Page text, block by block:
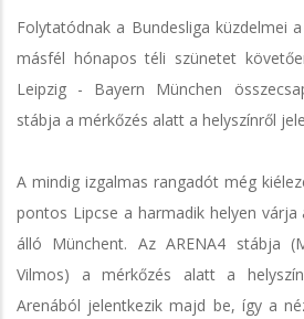
Folytatódnak a Bundesliga küzdelmei
másfél hónapos téli szünetet
Leipzig - Bayern München
stábja a mérkőzés alatt a helyszínről
A mindig izgalmas rangadót még
pontos Lipcse a harmadik helyen
álló Münchent. Az ARENA4 stábja
Vilmos) a mérkőzés alatt a
Arenából jelentkezik majd be, így a